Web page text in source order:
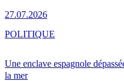
27.07.2026
Une enclave espagnole
la mer
POLITIQUE